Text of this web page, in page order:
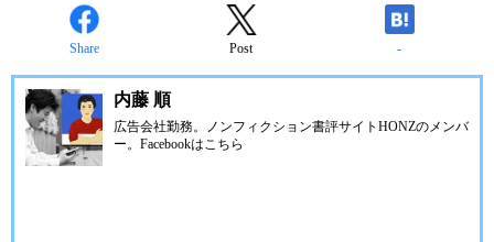
Share Post -
内藤 順
広告会社勤務。ノンフィクション書評サイトHONZのメンバ
ー。Facebookはこちら